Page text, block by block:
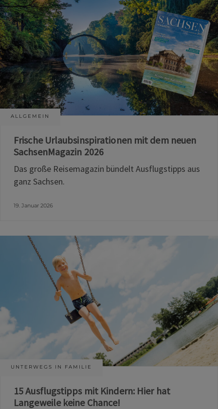
ALLGEMEIN
Frische Urlaubsinspirationen mit dem neuen
SachsenMagazin 2026
Das große Reisemagazin bündelt Ausflugstipps aus
ganz Sachsen.
19. Januar 2026
UNTERWEGS IN FAMILIE
15 Ausflugstipps mit Kindern: Hier hat
Langeweile keine Chance!